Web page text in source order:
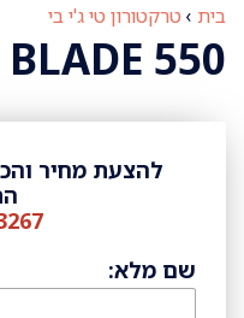
בית › טרקטורון טי ג'י בי
BLADE 550
להצעת מחיר
שם מלא: